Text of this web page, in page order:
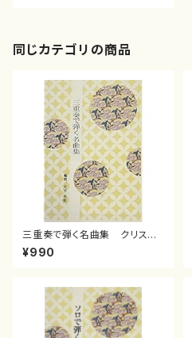
同じカテゴリの商品
三重奏で弾く名曲集 クリスマ
スメドレー( 箏2/大平光美 編
曲/楽譜）
¥990